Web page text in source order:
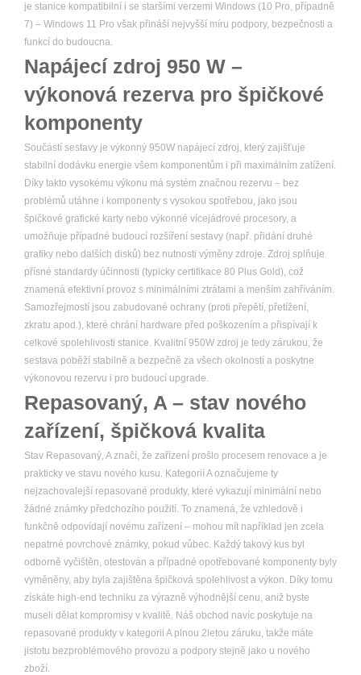
je stanice kompatibilní i se staršími verzemi Windows (10 Pro, případně
7) – Windows 11 Pro však přináší nejvyšší míru podpory, bezpečnosti a
funkcí do budoucna.
Napájecí zdroj 950 W –
výkonová rezerva pro špičkové
komponenty
Součástí sestavy je výkonný 950W napájecí zdroj, který zajišťuje
stabilní dodávku energie všem komponentům i při maximálním zatížení.
Díky takto vysokému výkonu má systém značnou rezervu – bez
problémů utáhne i komponenty s vysokou spotřebou, jako jsou
špičkové grafické karty nebo výkonné vícejádrové procesory, a
umožňuje případné budoucí rozšíření sestavy (např. přidání druhé
grafiky nebo dalších disků) bez nutnosti výměny zdroje. Zdroj splňuje
přísné standardy účinnosti (typicky certifikace 80 Plus Gold), což
znamená efektivní provoz s minimálními ztrátami a menším zahříváním.
Samozřejmostí jsou zabudované ochrany (proti přepětí, přetížení,
zkratu apod.), které chrání hardware před poškozením a přispívají k
celkové spolehlivosti stanice. Kvalitní 950W zdroj je tedy zárukou, že
sestava poběží stabilně a bezpečně za všech okolností a poskytne
výkonovou rezervu i pro budoucí upgrade.
Repasovaný, A – stav nového
zařízení, špičková kvalita
Stav Repasovaný, A značí, že zařízení prošlo procesem renovace a je
prakticky ve stavu nového kusu. Kategorií A označujeme ty
nejzachovalejší repasované produkty, které vykazují minimální nebo
žádné známky předchozího použití. To znamená, že vzhledově i
funkčně odpovídají novému zařízení – mohou mít například jen zcela
nepatrné povrchové známky, pokud vůbec. Každý takový kus byl
odborně vyčištěn, otestován a případné opotřebované komponenty byly
vyměněny, aby byla zajištěna špičková spolehlivost a výkon. Díky tomu
získáte high-end techniku za výrazně výhodnější cenu, aniž byste
museli dělat kompromisy v kvalitě. Náš obchod navíc poskytuje na
repasované produkty v kategorii A plnou 2letou záruku, takže máte
jistotu bezproblémového provozu a podpory stejně jako u nového
zboží.